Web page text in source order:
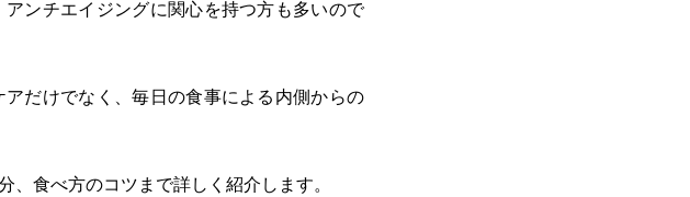
ンチエイジングに関心を持つ方も多いので
だけでなく、毎日の食事による内側からの
食べ方のコツまで詳しく紹介します。